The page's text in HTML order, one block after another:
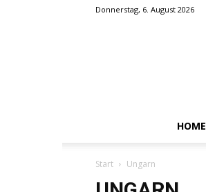
Donnerstag, 6. August 2026
HOME
Start Ungarn